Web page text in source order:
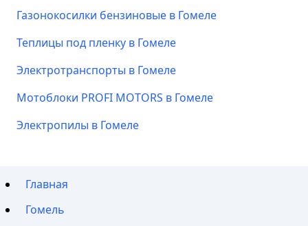
Газонокосилки бензиновые в Гомеле
Теплицы под пленку в Гомеле
Электротранспорты в Гомеле
Мотоблоки PROFI MOTORS в Гомеле
Электропилы в Гомеле
Главная
Гомель